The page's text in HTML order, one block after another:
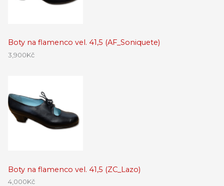
Boty na flamenco vel. 41,5 (AF_Soniquete)
3,900Kč
Boty na flamenco vel. 41,5 (ZC_Lazo)
4,000Kč